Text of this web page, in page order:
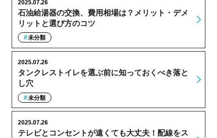
石油給湯器の交換、費用相場は？メリット・デメ
リットと選び方のコツ
2025.07.26
未分類
タンクレストイレを選ぶ前に知っておくべき落と
し穴
2025.07.26
未分類
テレビとコンセントが遠くても大丈夫！配線をス
2025.07.26